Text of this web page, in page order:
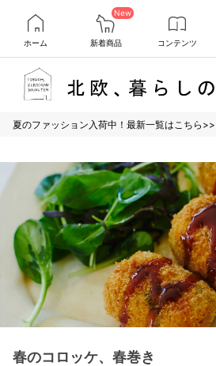
ホーム
New
新着商品 コンテンツ
夏のファッション入荷中！最新一覧はこちら>>
春のコロッケ、春巻き